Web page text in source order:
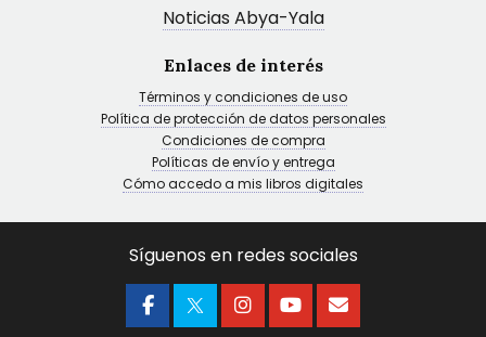
Noticias Abya-Yala
Enlaces de interés
Términos y condiciones de uso
Política de protección de datos personales
Condiciones de compra
Políticas de envío y entrega
Cómo accedo a mis libros digitales
Síguenos en redes sociales